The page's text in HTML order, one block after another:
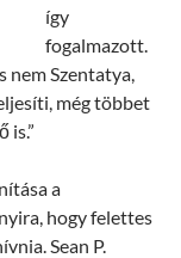
így
fogalmazott.
nem Szentatya,
még többet
is.”
a
hogy felettes
Sean P.